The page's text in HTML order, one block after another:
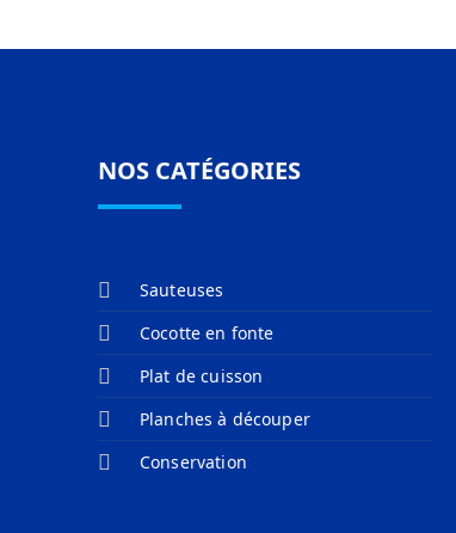
NOS CATÉGORIES
Sauteuses
Cocotte en fonte
Plat de cuisson
Planches à découper
Conservation